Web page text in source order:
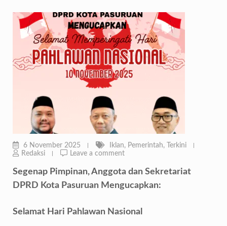
6 November 2025 Iklan, Pemerintah,
Terkini
Redaksi
Leave a comment
Segenap Pimpinan, Anggota dan Sekretariat
DPRD Kota Pasuruan Mengucapkan:
Selamat Hari Pahlawan Nasional